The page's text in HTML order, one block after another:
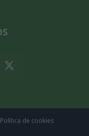
Política de cookies